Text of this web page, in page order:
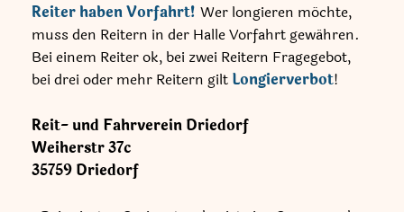
Reiter haben Vorfahrt! Wer longieren möchte,
muss den Reitern in der Halle Vorfahrt gewähren.
Bei einem Reiter ok, bei zwei Reitern Fragegebot,
bei drei oder mehr Reitern gilt Longierverbot!
Reit- und Fahrverein Driedorf
Weiherstr37c
35759 Driedorf